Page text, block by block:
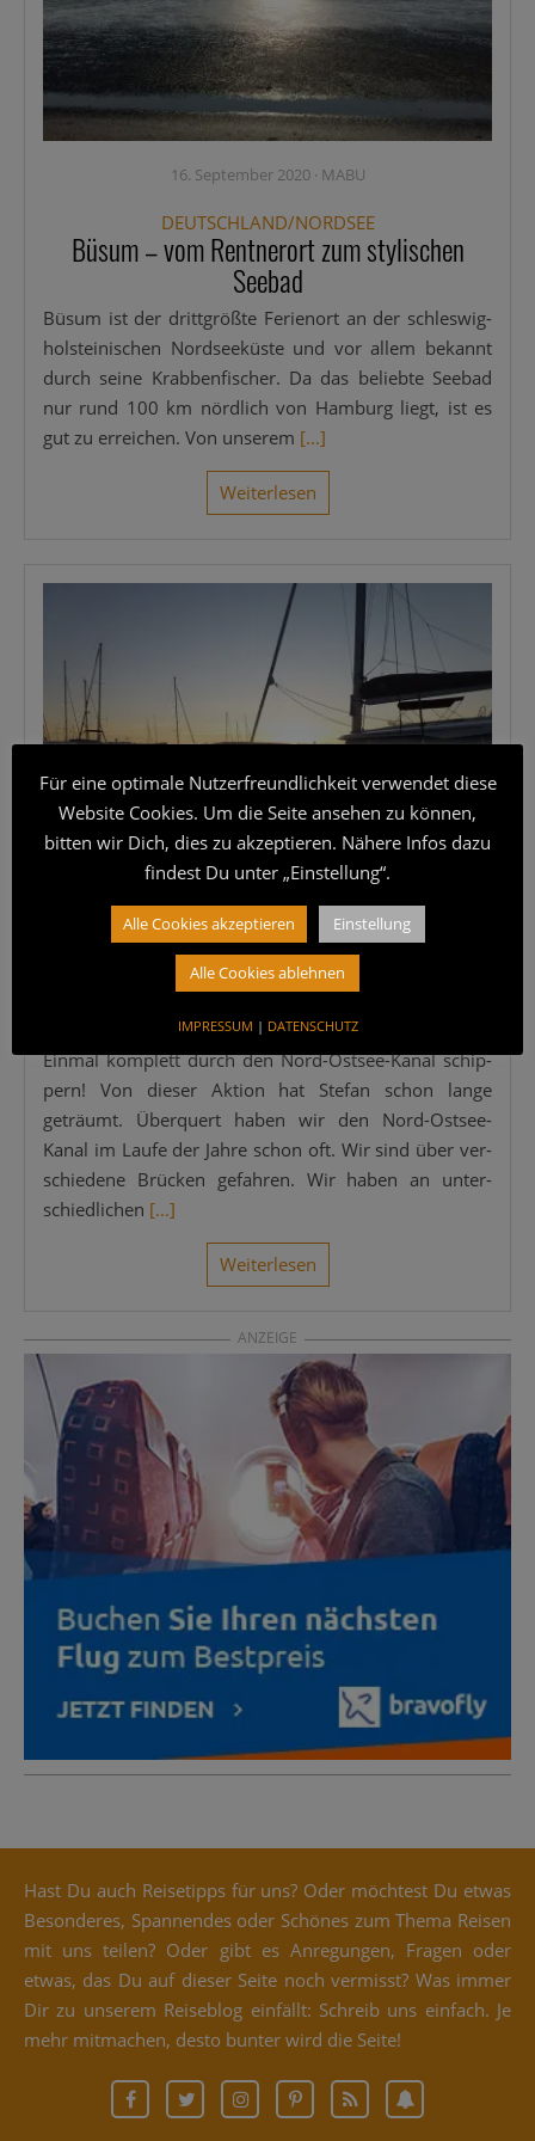
16. September 2020· MABU
DEUTSCHLAND/NORDSEE
Büsum – vom Rentnerort zum stylischen
Seebad
Büsum ist der dritt­größ­te Feri­en­ort an der schles­­wig-
hol­s­tei­­ni­­schen Nord­see­küs­te und vor allem bekannt
durch sei­ne Krab­ben­fi­scher. Da das belieb­te See­bad
nur rund 100 km nörd­lich von Ham­burg liegt, ist es
gut zu errei­chen. Von unse­rem [...]
Wei­ter­le­sen
29. Juli 2020 MABU
EUROPA/DEUTSCHLAND
Von Hamburg aus durch den Nord-Ostsee-
Kanal
Ein­mal kom­plett durch den Nord-Ost­­see-Kanal schip­
pern! Von die­ser Akti­on hat Ste­fan schon lan­ge
geträumt. Über­quert haben wir den Nord-Ost­­see-
Kanal im Lau­fe der Jah­re schon oft. Wir sind über ver­
schie­de­ne Brü­cken gefah­ren. Wir haben an unter­
schied­li­chen [...]
Wei­ter­le­sen
ANZEIGE
Hast Du auch Rei­se­tipps für uns? Oder möch­test Du etwas
Beson­de­res, Span­nen­des oder Schö­nes zum The­ma Rei­sen
mit uns tei­len? Oder gibt es Anre­gun­gen, Fra­gen oder
etwas, das Du auf die­ser Sei­te noch ver­misst? Was immer
Dir zu unse­rem Rei­se­blog ein­fällt: Schreib uns ein­fach. Je
mehr mit­ma­chen, des­to bun­ter wird die Seite!
Für eine optimale Nutzerfreundlichkeit verwendet diese
Website Cookies. Um die Seite ansehen zu können,
bitten wir Dich, dies zu akzeptieren. Nähere Infos dazu
findest Du unter „Einstellung“.
Alle Cookies akzeptieren Einstellung
Alle Cookies ablehnen
IMPRESSUM | DATENSCHUTZ